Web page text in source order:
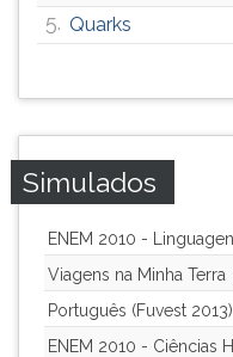
5. Quarks
Simulados
ENEM 2010 -
Viagens na Minha Terra
Português (Fuvest 2013)
ENEM 2010 - Ciências